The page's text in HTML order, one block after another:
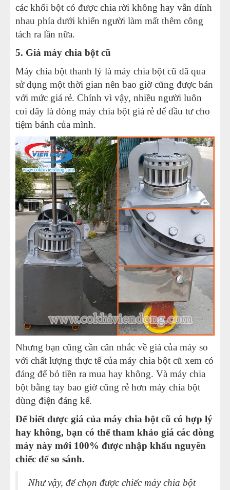
các khối bột có được chia rời không hay vẫn dính
nhau phía dưới khiến người làm mất thêm công
tách ra lần nữa.
5. Giá máy chia bột cũ
Máy chia bột thanh lý là máy chia bột cũ đã qua
sử dụng một thời gian nên bao giờ cũng được bán
với mức giá rẻ. Chính vì vậy, nhiều người luôn
coi đây là dòng máy chia bột giá rẻ để đầu tư cho
tiệm bánh của mình.
Nhưng bạn cũng cần cân nhắc về giá của máy so
với chất lượng thực tế của máy chia bột cũ xem có
đáng để bỏ tiền ra mua hay không. Và máy chia
bột bằng tay bao giờ cũng rẻ hơn máy chia bột
dùng điện đáng kể.
Để biết được giá của máy chia bột cũ có hợp lý
hay không, bạn có thể tham khảo giá các dòng
máy này mới 100% được nhập khẩu nguyên
chiếc để so sánh.
Như vậy, để chọn được chiếc máy chia bột